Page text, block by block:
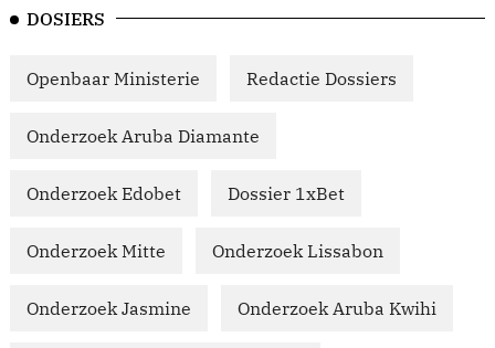
DOSIERS
Openbaar Ministerie Redactie Dossiers
Onderzoek Aruba Diamante
Onderzoek Edobet Dossier 1xBet
Onderzoek Mitte Onderzoek Lissabon
Onderzoek Jasmine Onderzoek Aruba Kwihi